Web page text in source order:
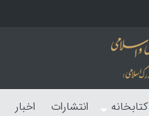
کتابخانه انتشارات اخبار